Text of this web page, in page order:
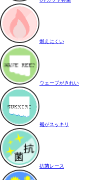
燃えにくい
ウェーブがきれい
裾がスッキリ
抗菌レース